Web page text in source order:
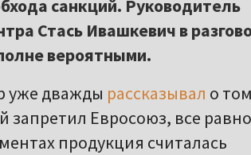
санкций. Руководитель
Стась Ивашкевич в
вероятными.
уже дважды рассказывал о
запретил Евросоюз, все равно
продукция считалась